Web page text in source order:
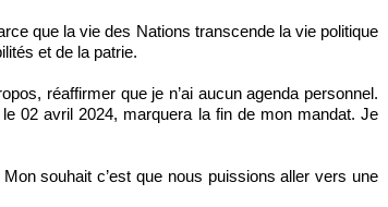
que la vie des Nations transcende la vie politique
et de la patrie.
réaffirmer que je n’ai aucun agenda personnel.
02 avril 2024, marquera la fin de mon mandat. Je
souhait c’est que nous puissions aller vers une